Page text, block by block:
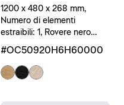
1200 x 480 x 268 mm,
Numero di elementi
estraibili: 1, Rovere nero
massello opaco, Rovere
massello
#OC50920H6H60000